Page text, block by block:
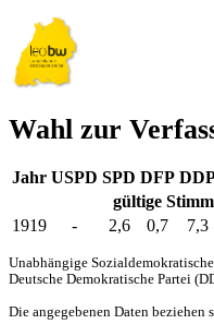
Wahl zur
Jahr USPD SPD DFP
gültige
1919
- 2,6 0,7 7,3
Unabhängige
Deutsche Demokratische Partei
Die angegebenen Daten beziehen